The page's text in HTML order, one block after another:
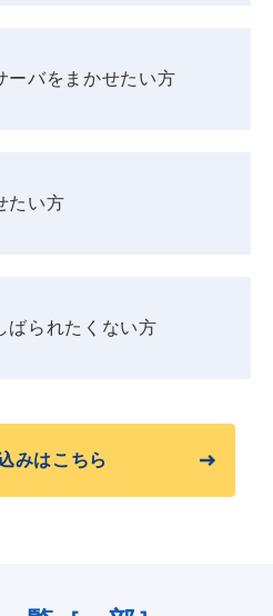
ーバを まかせたい方
たい方
ばられたくない方
みはこちら